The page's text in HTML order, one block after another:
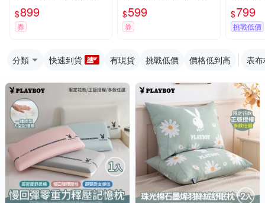
冬被(雙人/多款任選/
冬被/銀離子被/可水洗
被)
$899
券
入(正版授權/限定花
款/可直接用/可水洗/時
尚單品)
$599
券
冬被(
冬被/石
水洗被)
$799
挑戰低價
分類 快速到貨 有現貨 挑戰低價 價格低到高 表